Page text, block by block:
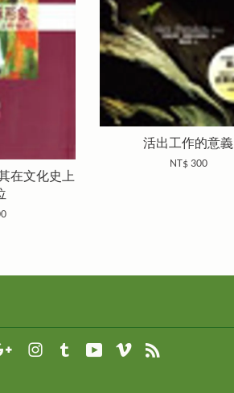
在文化史上
活出工作的意義
NT$ 300
Google InstagramTumblr YouTubeVimeo